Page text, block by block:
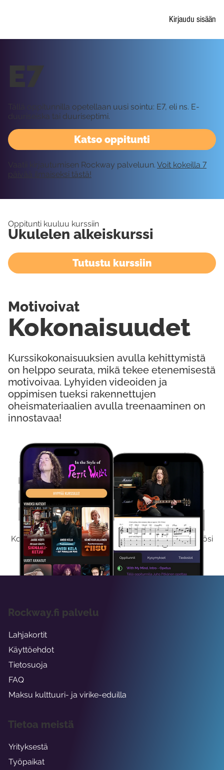
Kirjaudu sisään
Kokeile Ilmaiseksi
Kokeilemalla ilmaiseksi saat koko sisältömme käyttöösi
viikon ajaksi.
Katso oppitunti
E7
Tällä oppitunnilla opetellaan uusi sointu: E7, eli ns. E-
duuriseiska tai duuriseptimi.
Vaatii kirjautumisen Rockway palveluun. Voit kokeilla 7
päivää ilmaiseksi tästä!
Oppitunti kuuluu kurssiin
Ukulelen alkeiskurssi
Tutustu kurssiin
Kurssikokonaisuuksien avulla kehittymistä
on helppo seurata, mikä tekee etenemisestä
motivoivaa. Lyhyiden videoiden ja
oppimisen tueksi rakennettujen
oheismateriaalien avulla treenaaminen on
innostavaa!
Kokonaisuudet
Motivoivat
Rockway.fi palvelu
Lahjakortit
Käyttöehdot
Tietosuoja
FAQ
Maksu kulttuuri- ja virike-eduilla
Tietoa meistä
Yrityksestä
Työpaikat